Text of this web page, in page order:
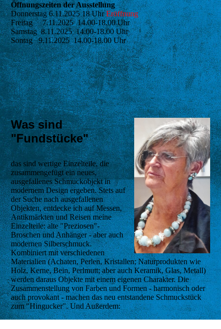
Öffnungszeiten der Ausstellung
Donnerstag 6.11.2025 18 UhrEröffnung
Freitag 7.11.2025 14.00-18.00 Uhr
Samstag 8.11.2025 14.00-18.00 Uhr
Sontag 9.11.2025 14.00-18.00 Uhr
Was sind
"Fundstücke"
das sind wertige Einzelteile, die
zusammengefügt ein neues,
ausgefallenes Schmuckobjekt in
modernem Design ergeben. Stets auf
der Suche nach ausgefallenen
Objekten, entdecke ich auf Messen,
Antikmärkten und Reisen meine
Einzelteile: alte "Preziosen"-
Broschen und Anhänger - aber auch
modernen Silberschmuck.
Kombiniert mit verschiedenen
Materialien (Achaten, Perlen, Kristallen; Naturprodukten wie
Holz, Kerne, Bein, Perlmutt; aber auch Keramik, Glas, Metall)
werden daraus Objekte mit einem eigenen Charakter. Die
Zusammenstellung von Farben und Formen - harmonisch oder
auch provokant - machen das neu entstandene Schmuckstück
zum "Hingucker". Und Außerdem: